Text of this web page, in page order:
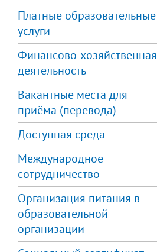
Платные образовательные
услуги
Финансово-хозяйственная
деятельность
Вакантные места для
приёма (перевода)
Доступная среда
Международное
сотрудничество
Организация питания в
образовательной
организации